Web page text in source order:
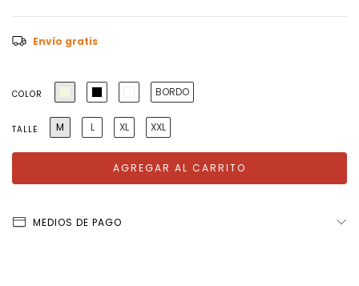
Envío gratis
COLOR BORDO
TALLE M L XL XXL
MEDIOS DE PAGO